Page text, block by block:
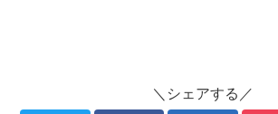
＼シェアする／